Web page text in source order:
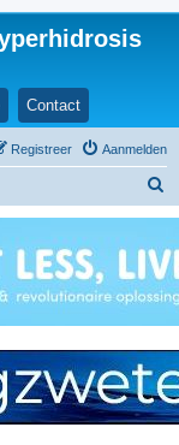
Contact
Aanmelden
Registreer
k